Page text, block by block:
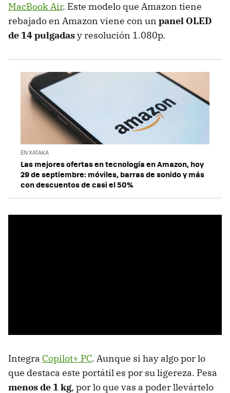
MacBook Air. Este modelo que Amazon tiene
rebajado en Amazon viene con un panel OLED
de 14 pulgadasy resolución 1.080p.
EN XATAKA
Las mejores ofertas en tecnología en Amazon, hoy
29 de septiembre: móviles, barras de sonido y más
con descuentos de casi el 50%
Integra Copilot+ PC. Aunque si hay algo por lo
que destaca este portátil es por su ligereza. Pesa
menos de 1 kg, por lo que vas a poder llevártelo